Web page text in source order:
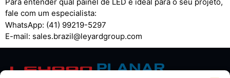
fale com um especialista:
WhatsApp: (41) 99219-5297
E-mail: sales.brazil@leyardgroup.com